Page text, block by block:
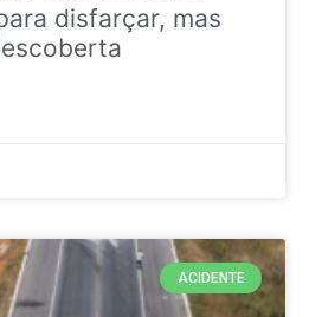
disfarçar, mas
ACIDENTE